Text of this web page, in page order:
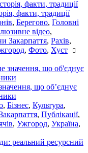
факти, традиції
, Берегово, Головні
відео,
Закарпаття, Рахів,
, Фото, Хуст
що об’єднує
, Бізнес, Культура,
, Публікації,
, Ужгород, Україна,